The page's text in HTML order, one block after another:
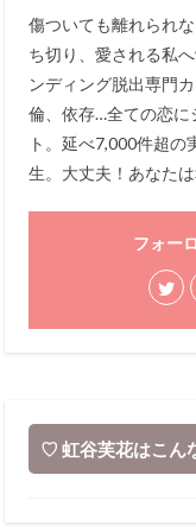
傷ついても離れられ
ち切り、愛される私
ンディング脱出専門
倫、依存…全ての恋に
ト。延べ7,000件超
生。大丈夫！あなた
フォー
♡ 虹谷芙花はこん